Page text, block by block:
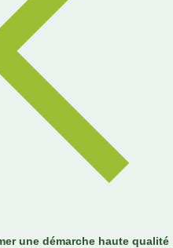
une démarche haute qualité